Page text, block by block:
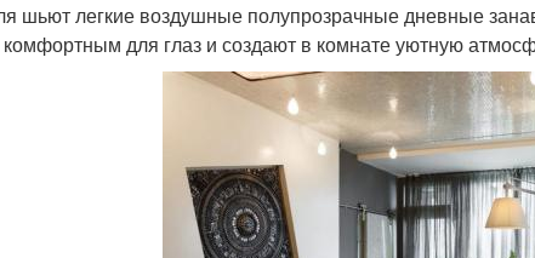
шьют легкие воздушные полупрозрачные дневные
для глаз и создают в комнате уютную